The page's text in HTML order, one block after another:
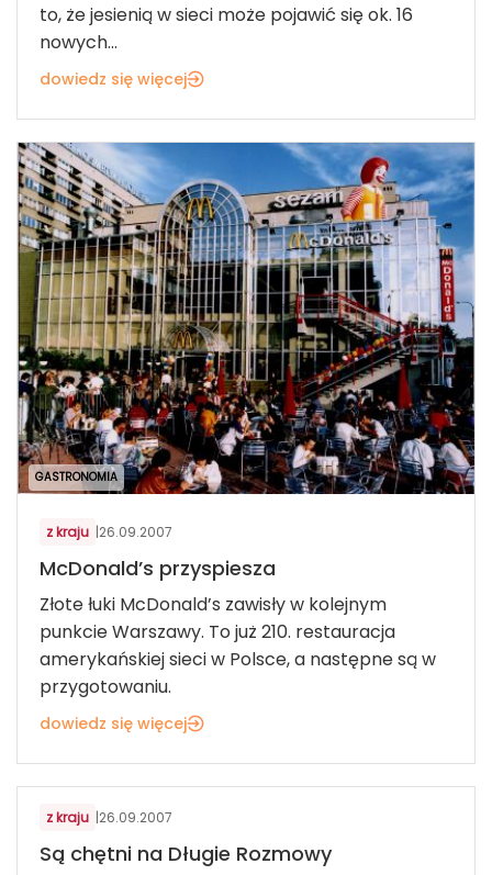
to, że jesienią w sieci może pojawić się ok. 16
nowych...
dowiedz się więcej
GASTRONOMIA
z kraju |26.09.2007
McDonald’s przyspiesza
Złote łuki McDonald’s zawisły w kolejnym
punkcie Warszawy. To już 210. restauracja
amerykańskiej sieci w Polsce, a następne są w
przygotowaniu.
dowiedz się więcej
TELEKOMUNIKACJA, IT, AGD/RTV
z kraju |26.09.2007
Są chętni na Długie Rozmowy